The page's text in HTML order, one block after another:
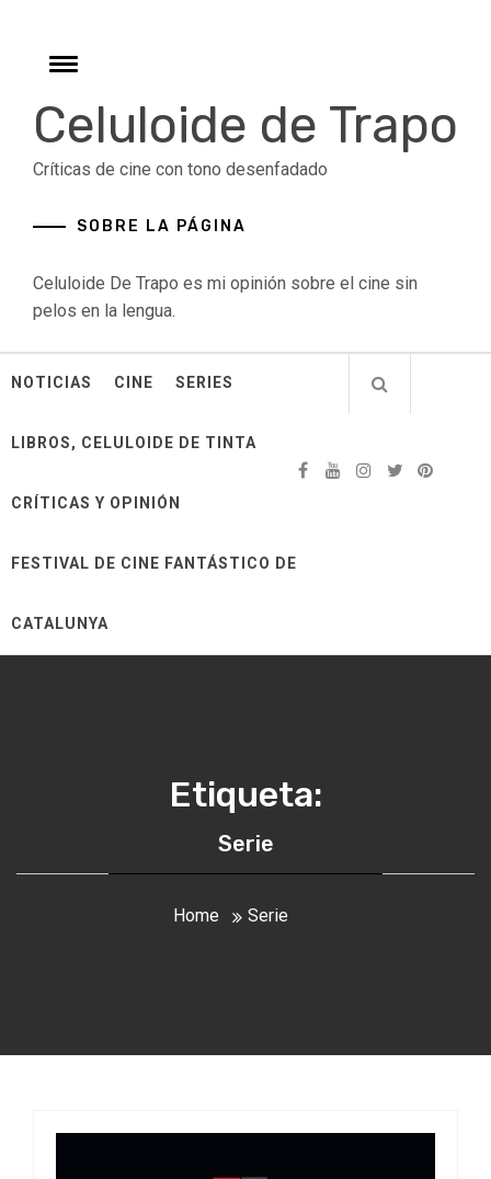
contentToggle
Celuloide de Trapo
Críticas de cine con tono desenfadado
SOBRE LA PÁGINA
Celuloide De Trapo es mi opinión sobre el cine sin
pelos en la lengua.
NOTICIAS CINE SERIES
LIBROS, CELULOIDE DE TINTA
CRÍTICAS Y OPINIÓN
FESTIVAL DE CINE FANTÁSTICO DE
CATALUNYA
Etiqueta:
Serie
Home Serie